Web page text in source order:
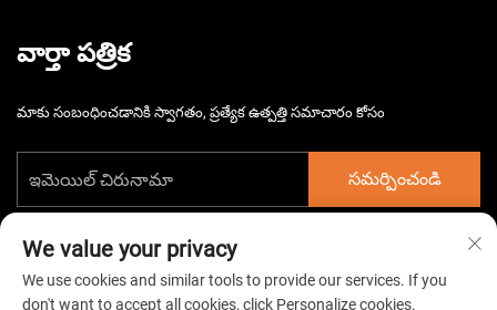
వార్తా పత్రిక
మాకు సంబంధించడానికి స్వాగతం, ప్రత్యేక ఉత్పత్తి సమాచారం కోసం
సమర్పించండి
We value your privacy
We use cookies and similar tools to provide our services. If you
don't want to accept all cookies, click Personalize cookies.